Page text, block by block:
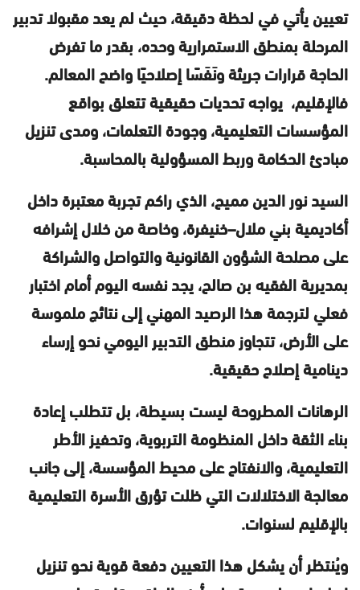
تعيين يأتي في لحظة دقيقة، حيث لم يعد مقبولا تدبير
المرحلة بمنطق الاستمرارية وحده، بقدر ما تفرض
الحاجة قرارات جريئة ونَفَسًا إصلاحيًا واضح المعالم.
فالإقليم، يواجه تحديات حقيقية تتعلق بواقع
المؤسسات التعليمية، وجودة التعلمات، ومدى تنزيل
مبادئ الحكامة وربط المسؤولية بالمحاسبة.
السيد نور الدين مميح، الذي راكم تجربة معتبرة داخل
أكاديمية بني ملال–خنيفرة، وخاصة من خلال إشرافه
على مصلحة الشؤون القانونية والتواصل والشراكة
بمديرية الفقيه بن صالح، يجد نفسه اليوم أمام اختبار
فعلي لترجمة هذا الرصيد المهني إلى نتائج ملموسة
على الأرض، تتجاوز منطق التدبير اليومي نحو إرساء
دينامية إصلاح حقيقية.
الرهانات المطروحة ليست بسيطة، بل تتطلب إعادة
بناء الثقة داخل المنظومة التربوية، وتحفيز الأطر
التعليمية، والانفتاح على محيط المؤسسة، إلى جانب
معالجة الاختلالات التي ظلت تؤرق الأسرة التعليمية
بالإقليم لسنوات.
ويُنتظر أن يشكل هذا التعيين دفعة قوية نحو تنزيل